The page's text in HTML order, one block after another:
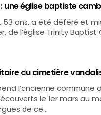
une église baptiste
53 ans, a été déféré et
de l’église Trinity
du cimetière
l’ancienne
le 1er mars au
de ce…